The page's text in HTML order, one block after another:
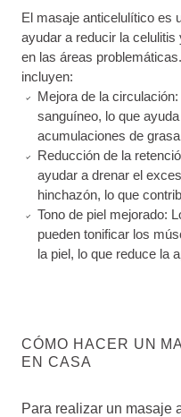
El masaje anticelulítico es
ayudar a reducir la
en las áreas
incluyen:
Mejora de la
sanguíneo, lo que
acumulaciones de
Reducción de la
ayudar a drenar el
hinchazón, lo que
Tono de piel mejorado:
pueden tonificar los
la piel, lo que reduce la
CÓMO HACER UN
EN CASA
Para realizar un masaje